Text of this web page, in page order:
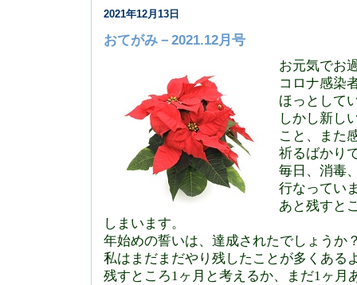
2021年12月13日
おてがみ－2021.12月号
お元気でお
コロナ感染
ほっとして
しかし新し
こと、また
祈るばかり
毎日、消毒
行なってい
あと残すと
しまいます。
年始めの誓いは、達成されたでしょうか
私はまだまだやり残したことが多くある
残すところ1ヶ月と考えるか、まだ1ヶ月